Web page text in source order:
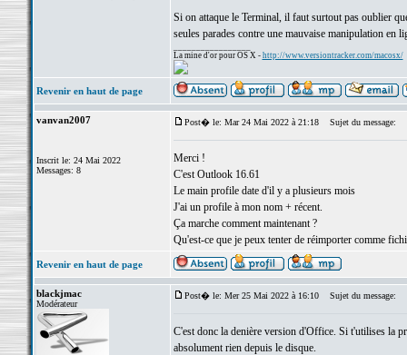
Si on attaque le Terminal, il faut surtout pas oublier
seules parades contre une mauvaise manipulation en
La mine d'or pour OS X - http://www.versiontracker.com/macosx/
Revenir en haut de page
vanvan2007
Inscrit le: 24 Mai 2022
Messages: 8
Post� le: Mar 24 Mai 2022 à 21:18 Sujet du message:
Merci !
C'est Outlook 16.61
Le main profile date d'il y a plusieurs mois
J'ai un profile à mon nom + récent.
Ça marche comment maintenant ?
Qu'est-ce que je peux tenter de réimporter comme
Revenir en haut de page
blackjmac
Modérateur
Post� le: Mer 25 Mai 2022 à 16:10 Sujet du message:
C'est donc la denière version d'Office. Si t'utilises la
absolument rien depuis le disque.